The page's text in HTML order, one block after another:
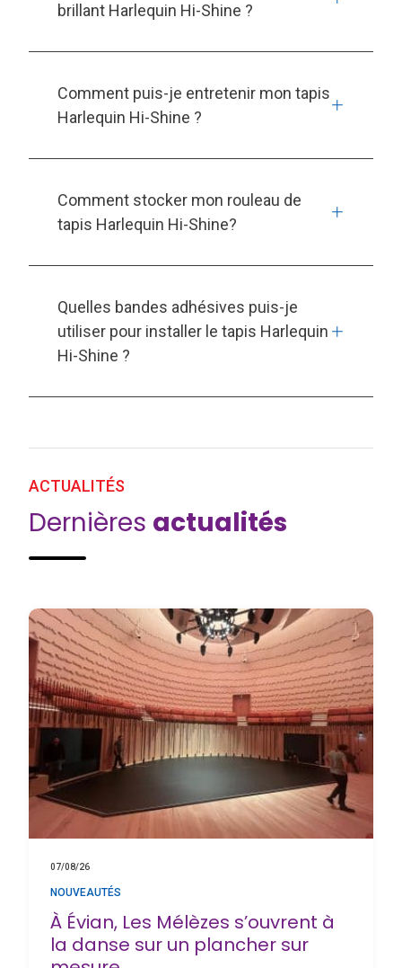
brillant Harlequin Hi-Shine ?
Comment puis-je entretenir mon tapis
Harlequin Hi-Shine ?
Comment stocker mon rouleau de
tapis Harlequin Hi-Shine?
Quelles bandes adhésives puis-je
utiliser pour installer le tapis Harlequin
Hi-Shine ?
ACTUALITÉS
Dernières actualités
07/08/26
NOUVEAUTÉS
À Évian, Les Mélèzes s’ouvrent à
la danse sur un plancher sur